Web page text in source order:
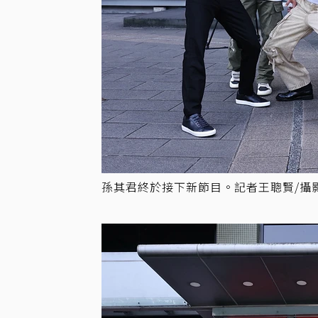
孫其君終於接下新節目。記者王聰賢/攝